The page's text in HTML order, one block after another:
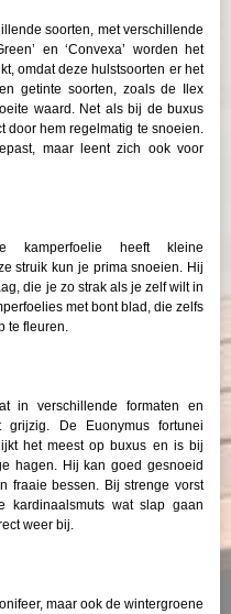
soorten, met verschillende
en ‘Convexa’ worden het
omdat deze hulstsoorten er het
getinte soorten, zoals de Ilex
waard. Net als bij de buxus
door hem regelmatig te snoeien.
maar leent zich ook voor
kamperfoelie heeft kleine
struik kun je prima snoeien. Hij
die je zo strak als je zelf wilt in
met bont blad, die zelfs
te fleuren.
in verschillende formaten en
De Euonymus fortunei
het meest op buxus en is bij
hagen. Hij kan goed gesnoeid
fraaie bessen. Bij strenge vorst
kardinaalsmuts wat slap gaan
weer bij.
maar ook de wintergroene